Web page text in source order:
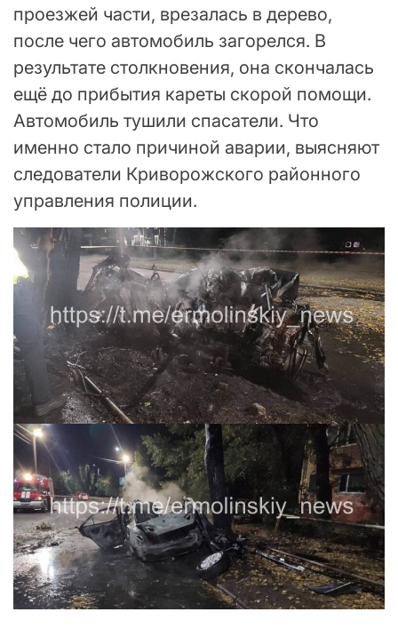
проезжей части, врезалась в дерево,
после чего автомобиль загорелся. В
результате столкновения, она скончалась
ещё до прибытия кареты скорой помощи.
Автомобиль тушили спасатели. Что
именно стало причиной аварии, выясняют
следователи Криворожского районного
управления полиции.